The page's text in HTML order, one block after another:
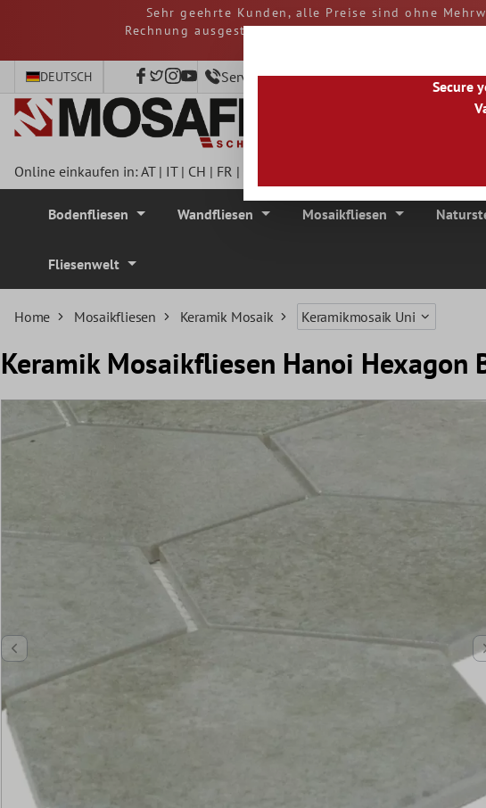
Sehr geehrte Kunden, alle Preise sind ohne
Rechnung ausgestellt. Eventuelle Steuern und Zölle
DEUTSCH
Service-Hotline +49 40 79750890
Online einkaufen in:AT| IT| CH | FR |
Bodenfliesen Wandfliesen Mosaikfliesen
Fliesenwelt
Home Mosaikfliesen Keramik Mosaik Keramikmosaik Uni
Keramik Mosaikfliesen Hanoi Hexagon
Secure